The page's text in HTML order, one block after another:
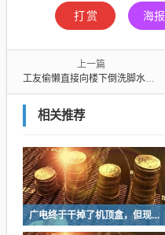
打赏 海报
上一篇
工友偷懒直接向楼下倒洗脚水，正好浇到人头上，然后被带到派出所关了几小时
相关推荐
广电终于干掉了机顶盒，但现在没多少人看电视了…